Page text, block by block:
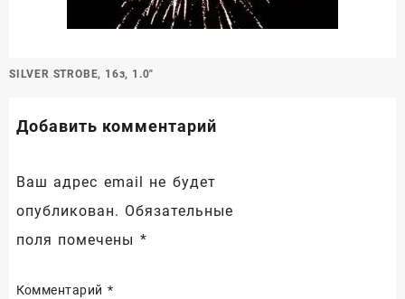
Навигация
SILVER STROBE, 16з, 1.0″
Добавить комментарий
Ваш адрес email не будет
опубликован. Обязательные
поля помечены *
Комментарий *